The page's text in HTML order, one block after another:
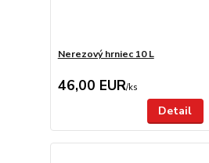
Nerezový hrniec 10 L
46,00 EUR/ks
Detail